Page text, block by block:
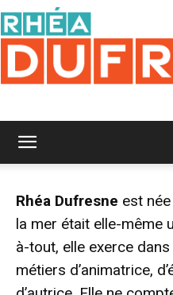
Rhéa Dufresne est
la mer était elle-même
à-tout, elle exerce
métiers d’animatrice,